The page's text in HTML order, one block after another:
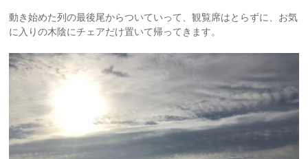
動き始めた列の最後尾からついていって、観覧席はとらずに、お気
に入りの木陰にチェアだけ置いて帰ってきます。